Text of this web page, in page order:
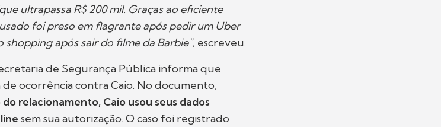
ultrapassa R$ 200 mil. Graças ao eficiente
foi preso em flagrante após pedir um Uber
após sair do filme da Barbie", escreveu.
de Segurança Pública informa que
ocorrência contra Caio. No documento,
relacionamento, Caio usou seus dados
sem sua autorização. O caso foi registrado